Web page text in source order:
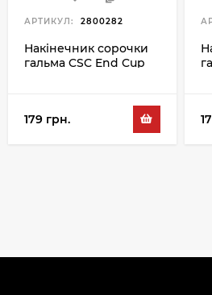
АРТИКУЛ: 2800282
Накінечник сорочки
гальма CSC End Cup
179 грн.